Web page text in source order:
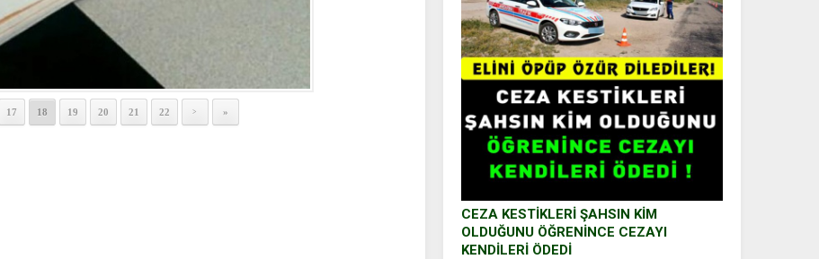
CEZA KESTİKLERİ ŞAHSIN KİM
OLDUĞUNU ÖĞRENİNCE CEZAYI
KENDİLERİ ÖDEDİ
17 18 19 20 21 22 > »